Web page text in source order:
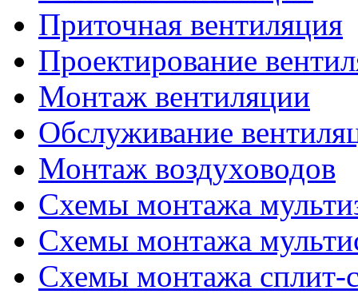
Приточная вентиляция
Проектирование
Монтаж вентиляции
Обслуживание
Монтаж воздуховодов
Схемы монтажа
Схемы монтажа
Схемы монтажа сплит-